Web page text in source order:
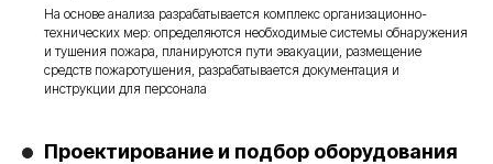
На основе анализа разрабатывается комплекс организационно-
технических мер: определяются необходимые системы обнаружения
и тушения пожара, планируются пути эвакуации, размещение
средств пожаротушения, разрабатывается документация и
инструкции для персонала
Проектирование и подбор оборудования